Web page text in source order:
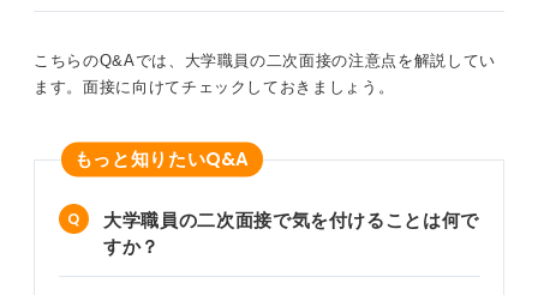
0
こちらのQ&Aでは、大学職員の二次面接の注意点を解説してい
ます。面接に向けてチェックしておきましょう。
もっと知りたいQ&A
大学職員の二次面接で気を付けることは何で
すか？